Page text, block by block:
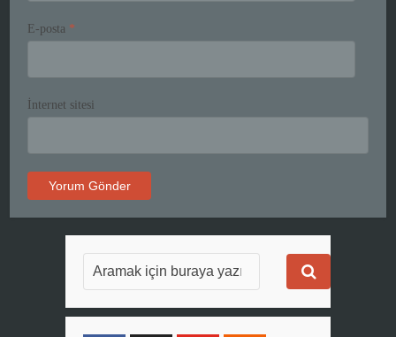
E-posta *
İnternet sitesi